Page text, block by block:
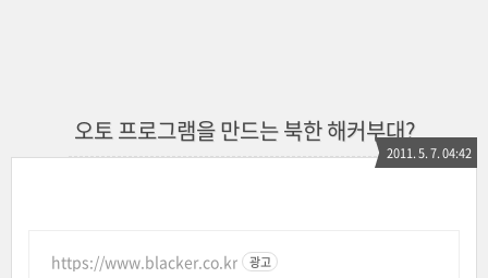
오토 프로그램을 만드는 북한 해커부대?
2011. 5. 7. 04:42
https://www.blacker.co.kr 광고